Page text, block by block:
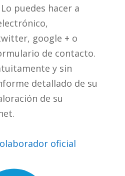
puedes hacer a
google + o
de contacto.
y sin
detallado de su
de su